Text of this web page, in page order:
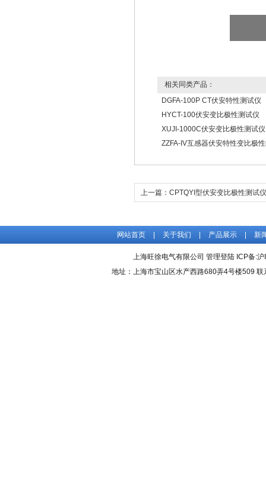
相关同类产品：
DGFA-100P CT伏安特性测试仪
HYCT-100伏安变比极性测试仪
XUJI-1000C伏安变比极性测试仪
ZZFA-IV互感器伏安特性变比极
上一篇： CPTQYI型伏安变比极性测试仪
网站首页 关于我们 产品展示 新
上海旺徐电气有限公司 管理登陆 ICP备:沪
地址：上海市宝山区水产西路680弄4号楼509